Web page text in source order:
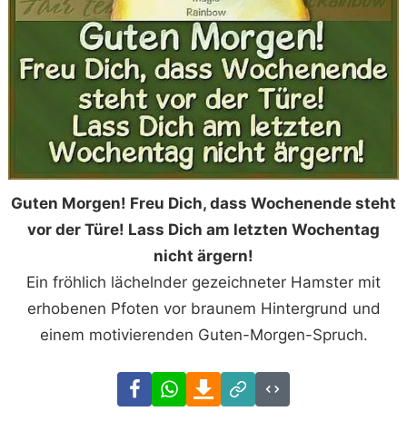
Guten Morgen! Freu Dich, dass Wochenende steht
vor der Türe! Lass Dich am letzten Wochentag
nicht ärgern!
Ein fröhlich lächelnder gezeichneter Hamster mit
erhobenen Pfoten vor braunem Hintergrund und
einem motivierenden Guten-Morgen-Spruch.
FacebookWhatsAppDownload
Link
Code